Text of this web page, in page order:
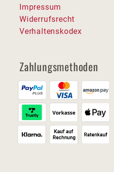
Impressum
Widerrufsrecht
Verhaltenskodex
Zahlungsmethoden